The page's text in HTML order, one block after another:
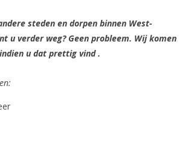
steden en dorpen binnen West-
u verder weg? Geen probleem. Wij komen
u dat prettig vind .